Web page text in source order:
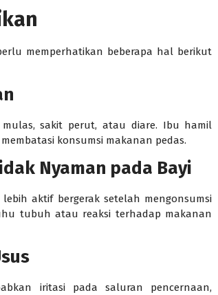
memperhatikan beberapa hal berikut
sakit perut, atau diare. Ibu hamil
konsumsi makanan pedas.
Nyaman pada Bayi
aktif bergerak setelah mengonsumsi
tubuh atau reaksi terhadap makanan
iritasi pada saluran pencernaan,